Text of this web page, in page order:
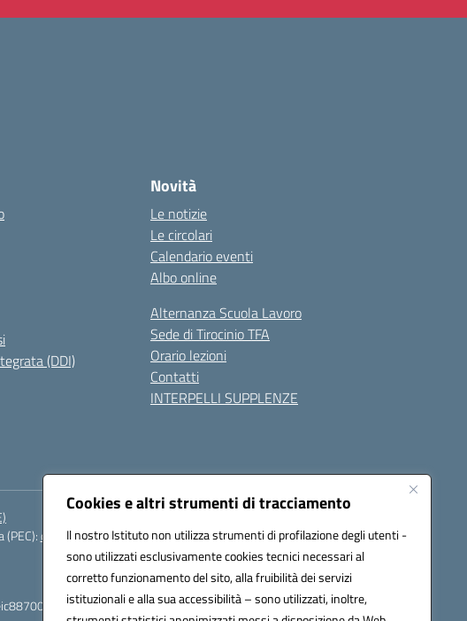
Cookies e altri strumenti di tracciamento
Il nostro Istituto non utilizza strumenti di profilazione degli utenti -
sono utilizzati esclusivamente cookies tecnici necessari al
corretto funzionamento del sito, alla fruibilità dei servizi
istituzionali e alla sua accessibilità – sono utilizzati, inoltre,
(DDI)
Novità
Le notizie
Le circolari
Calendario eventi
Albo online
Alternanza Scuola Lavoro
Sede di Tirocinio TFA
Orario lezioni
Contatti
INTERPELLI SUPPLENZE
ceic88700p@pec.istruzione.it